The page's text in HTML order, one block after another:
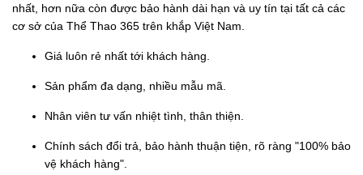
nhất, hơn nữa còn được bảo hành dài hạn và uy tín tại tất cả các
cơ sở của Thể Thao 365 trên khắp Việt Nam.
Giá luôn rẻ nhất tới khách hàng.
Sản phẩm đa dạng, nhiều mẫu mã.
Nhân viên tư vấn nhiệt tình, thân thiện.
Chính sách đổi trả, bảo hành thuận tiện, rõ ràng "100% bảo
vệ khách hàng".